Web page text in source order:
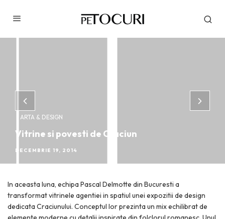
ARTA & DESIGN
Vitrine si povesti de Craciun
DECEMBRIE 19, 2014
In aceasta luna, echipa Pascal Delmotte din Bucuresti a
transformat vitrinele agentiei in spatiul unei expozitii de design
dedicata Craciunului. Conceptul lor prezinta un mix echilibrat de